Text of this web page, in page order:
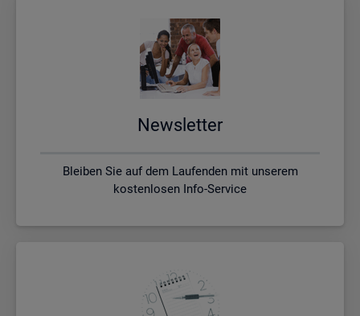
News­let­ter
Bleiben Sie auf dem Laufenden mit unserem
kostenlosen Info-Service